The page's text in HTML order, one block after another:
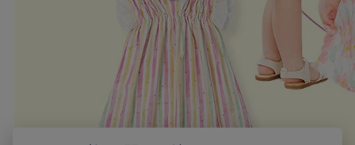
クッキー利用に関する確認